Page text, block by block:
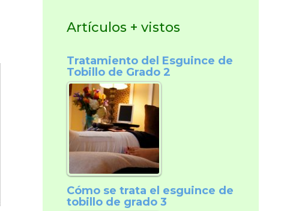
Artículos + vistos
Tratamiento del Esguince de
Tobillo de Grado 2
Cómo se trata el esguince de
tobillo de grado 3